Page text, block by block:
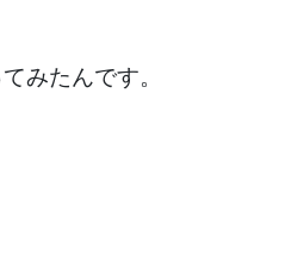
みたんです。